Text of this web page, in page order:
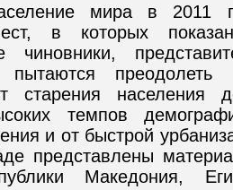
мира в 2011
в которых
чиновники,
преодолеть
старения населения
темпов
и от быстрой
представлены
Македония,